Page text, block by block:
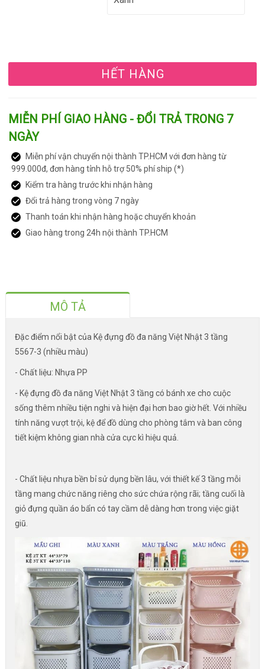
HẾT HÀNG
MIỄN PHÍ GIAO HÀNG - ĐỔI TRẢ TRONG 7
NGÀY
Miễn phí vận chuyển nội thành TP.HCM với đơn hàng từ
999.000đ, đơn hàng tỉnh hỗ trợ 50% phí ship (*)
Kiểm tra hàng trước khi nhận hàng
Đổi trả hàng trong vòng 7 ngày
Thanh toán khi nhận hàng hoặc chuyển khoản
Giao hàng trong 24h nội thành TP.HCM
MÔ TẢ
Đặc điểm nổi bật của Kệ đựng đồ đa năng Việt Nhật 3 tầng
5567-3 (nhiều màu)
- Chất liệu: Nhựa PP
- Kệ đựng đồ đa năng Việt Nhật 3 tầng có bánh xe cho cuộc
sống thêm nhiều tiện nghi và hiện đại hơn bao giờ hết. Với nhiều
tính năng vượt trội, kệ để đồ dùng cho phòng tắm và ban công
tiết kiệm không gian nhà cửa cực kì hiệu quả.
- Chất liệu nhựa bền bỉ sử dụng bền lâu, với thiết kế 3 tầng mỗi
tầng mang chức năng riêng cho sức chứa rộng rãi; tầng cuối là
giỏ đựng quần áo bẩn có tay cầm dễ dàng hơn trong việc giặt
giũ.